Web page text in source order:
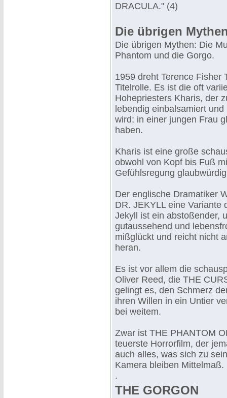
DRACULA." (4)
Die übrigen
Die übrigen Mythen: Die
Phantom und die Gorgo.
1959 dreht Terence Fisher
Titelrolle. Es ist die oft
Hohepriesters Kharis, der
lebendig einbalsamiert
wird; in einer jungen Frau
haben.
Kharis ist eine große
obwohl von Kopf bis Fuß
Gefühlsregung
Der englische Dramatiker
DR. JEKYLL eine Variante
Jekyll ist ein abstoßender,
gutaussehend und
mißglückt und reicht nicht
heran.
Es ist vor allem die
Oliver Reed, die THE
gelingt es, den Schmerz
ihren Willen in ein Untier
bei weitem.
Zwar ist THE PHANTOM
teuerste Horrorfilm, der
auch alles, was sich zu
Kamera bleiben Mittelmaß.
.
THE GORGON